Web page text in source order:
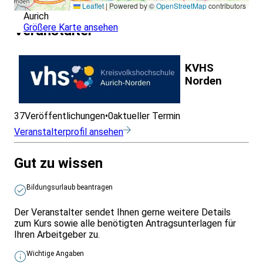
Leaflet| Powered by ©OpenStreetMapcontributors
Aurich
Größere Karte ansehen
Veranstalter
KVHS
Norden
37Veröffentlichungen•0aktueller Termin
Veranstalterprofil ansehen
Gut zu wissen
Bildungsurlaub beantragen
Der Veranstalter sendet Ihnen gerne weitere Details
zum Kurs sowie alle benötigten Antragsunterlagen für
Ihren Arbeitgeber zu.
Wichtige Angaben